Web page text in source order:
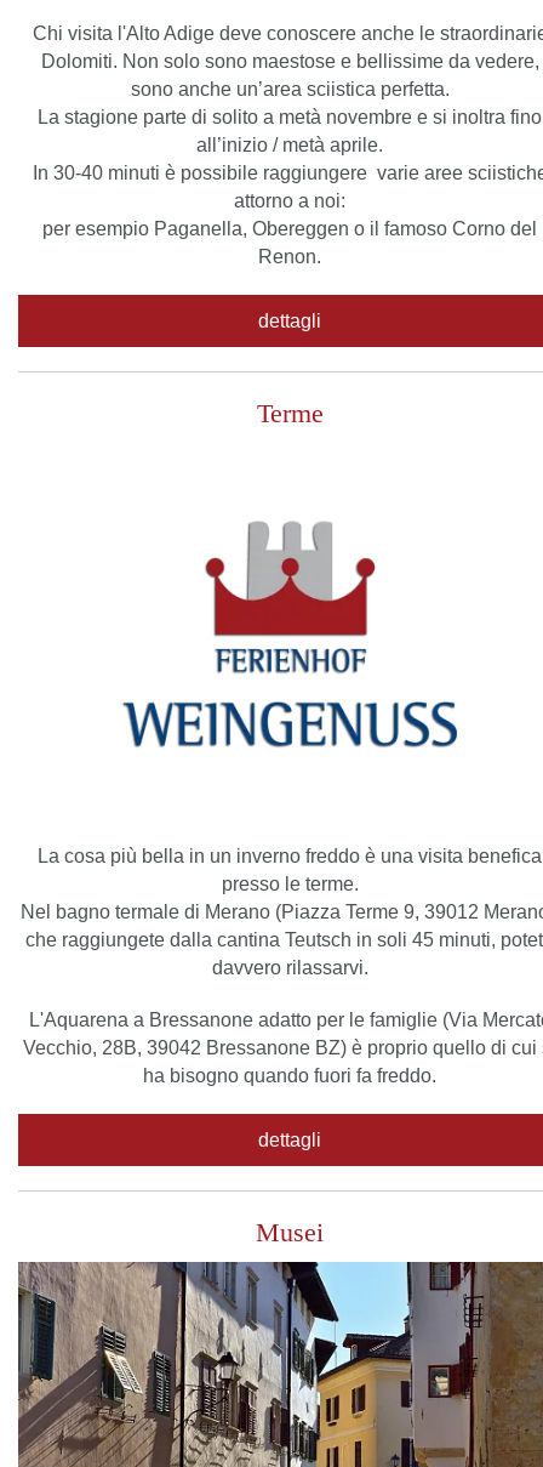
Chi visita l'Alto Adige deve conoscere anche le
Dolomiti. Non solo sono maestose e bellissime da vedere,
sono anche un’area sciistica perfetta.
La stagione parte di solito a metà novembre e si inoltra fino
all’inizio / metà aprile.
In 30-40 minuti è possibile raggiungere varie aree
attorno a noi:
per esempio Paganella, Obereggen o il famoso Corno del
Renon.
dettagli
Terme
La cosa più bella in un inverno freddo è una visita benefica
presso le terme.
Nel bagno termale di Merano (Piazza Terme 9, 39012
che raggiungete dalla cantina Teutsch in soli 45 minuti,
davvero rilassarvi.
L'Aquarena a Bressanone adatto per le famiglie (Via
Vecchio, 28B, 39042 Bressanone BZ) è proprio quello di cui
ha bisogno quando fuori fa freddo.
dettagli
Musei